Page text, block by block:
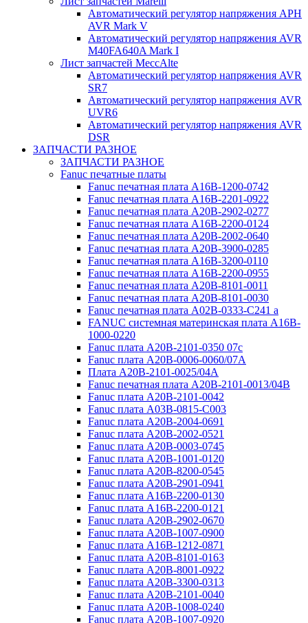
Автоматический регулятор напряжения АРН
AVR Mark V
Автоматический регулятор напряжения AVR
M40FA640A Mark I
Лист запчастей MeccAlte
Автоматический регулятор напряжения AVR
SR7
Автоматический регулятор напряжения AVR
UVR6
Автоматический регулятор напряжения AVR
DSR
ЗАПЧАСТИ РАЗНОЕ
ЗАПЧАСТИ РАЗНОЕ
Fanuc печатные платы
Fanuc печатная плата A16B-1200-0742
Fanuc печатная плата A16B-2201-0922
Fanuc печатная плата A20B-2902-0277
Fanuc печатная плата A16B-2200-0124
Fanuc печатная плата A20B-2002-0640
Fanuc печатная плата A20B-3900-0285
Fanuc печатная плата A16B-3200-0110
Fanuc печатная плата A16B-2200-0955
Fanuc печатная плата A20B-8101-0011
Fanuc печатная плата A20B-8101-0030
Fanuc печатная плата A02B-0333-C241 a
FANUC системная материнская плата A16B-
1000-0220
Fanuc плата A20B-2101-0350 07c
Fanuc плата A20B-0006-0060/07A
Плата A20B-2101-0025/04A
Fanuc печатная плата A20B-2101-0013/04B
Fanuc плата A20B-2101-0042
Fanuc плата A03B-0815-C003
Fanuc плата A20B-2004-0691
Fanuc плата A20B-2002-0521
Fanuc плата A20B-0003-0745
Fanuc плата A20B-1001-0120
Fanuc плата A20B-8200-0545
Fanuc плата A20B-2901-0941
Fanuc плата A16B-2200-0130
Fanuc плата A16B-2200-0121
Fanuc плата A20B-2902-0670
Fanuc плата A20B-1007-0900
Fanuc плата A16B-1212-0871
Fanuc плата A20B-8101-0163
Fanuc плата A20B-8001-0922
Fanuc плата A20B-3300-0313
Fanuc плата A20B-2101-0040
Fanuc плата A20B-1008-0240
Fanuc плата A20B-1007-0920